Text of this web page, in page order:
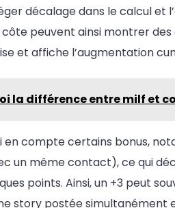
décalage dans le calcul et
peuvent ainsi montrer
et affiche l’augmentation
la différence entre milf et
en compte certains bonus,
un même contact), ce qui
points. Ainsi, un +3 peut
story postée simultanément